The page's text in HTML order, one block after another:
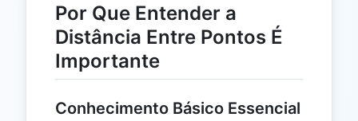
Por Que Entender a
Distância Entre Pontos É
Importante
Conhecimento Básico Essencial